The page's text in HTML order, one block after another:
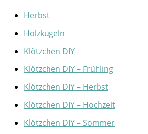
Herbst
Holzkugeln
Klötzchen DIY
Klötzchen DIY – Frühling
Klötzchen DIY – Herbst
Klötzchen DIY – Hochzeit
Klötzchen DIY – Sommer